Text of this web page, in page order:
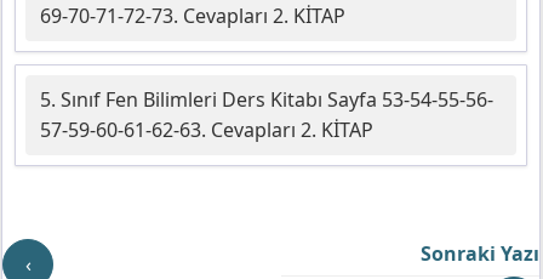
69-70-71-72-73. Cevapları 2. KİTAP
5. Sınıf Fen Bilimleri Ders Kitabı Sayfa 53-54-55-56-
57-59-60-61-62-63. Cevapları 2. KİTAP
‹
Sonraki Yazı